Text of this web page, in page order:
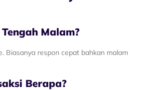
Malam?
Biasanya respon cepat bahkan malam
Berapa?